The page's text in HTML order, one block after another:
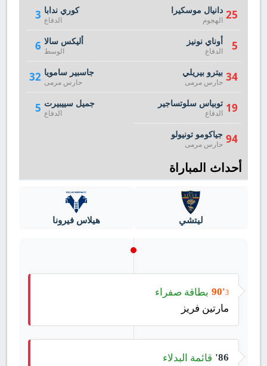
3 كوري ندابا
الدفاع
6 أليكس سالا
الوسط
32 جاسبير سامويا
حارس مرمى
5 جميل سييبيرت
الدفاع
25 دانيال موسكيرا
الهجوم
5 أوناي نونيز
الدفاع
34 بيترو بيريلي
حارس مرمى
19 توبياس سلوتساجير
الدفاع
94 جياكومو تونيولو
حارس مرمى
أحداث المباراة
ليتشي هيلاس فيرونا
90'3
بطاقة صفراء
مارتين فريز
86' قائمة البدلاء